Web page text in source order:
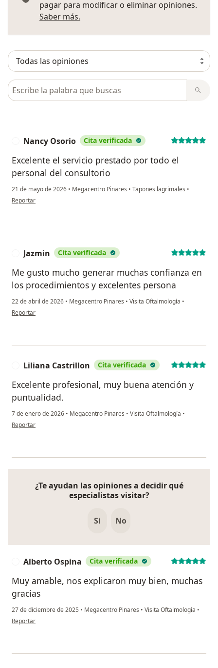
pagar para modificar o eliminar opiniones.
Saber más.
Busca en opiniones
Nancy Osorio Cita verificada
Excelente el servicio prestado por todo el
personal del consultorio
21 de mayo de 2026 • Megacentro Pinares • Tapones lagrimales •
en opinión del usuario Nancy Osorio
Reportar
Jazmin Cita verificada
Me gusto mucho generar muchas confianza en
los procedimientos y excelentes persona
22 de abril de 2026 • Megacentro Pinares • Visita Oftalmología •
en opinión del usuario Jazmin
Reportar
Liliana Castrillon Cita verificada
Excelente profesional, muy buena atención y
puntualidad.
7 de enero de 2026 • Megacentro Pinares • Visita Oftalmología •
en opinión del usuario Liliana Castrillon
Reportar
¿Te ayudan las opiniones a decidir qué
especialistas visitar?
Si No
Alberto Ospina Cita verificada
Muy amable, nos explicaron muy bien, muchas
gracias
27 de diciembre de 2025 • Megacentro Pinares • Visita Oftalmología •
en opinión del usuario Alberto Ospina
Reportar